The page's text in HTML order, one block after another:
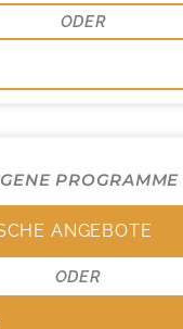
PROGRAMME
ANGEBOTE
ODER